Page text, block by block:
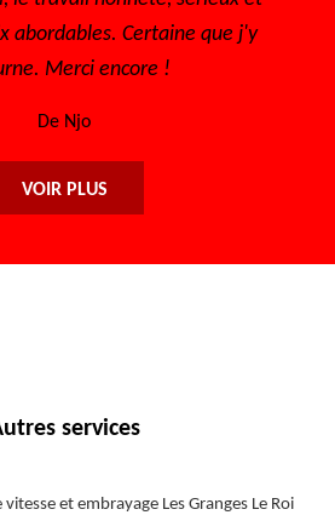
sympathique Très bon tarif
VOIR PLUS
services
et embrayage Les Granges Le Roi